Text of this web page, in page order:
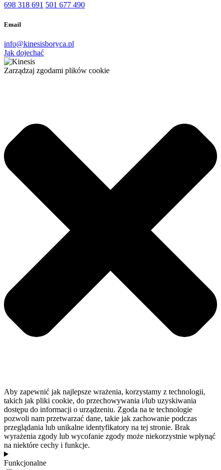
698 318 691 501 677 490
Email
info@kinesisboryca.pl
Jak dojechać
Zarządzaj zgodami plików cookie
Aby zapewnić jak najlepsze wrażenia, korzystamy z technologii,
takich jak pliki cookie, do przechowywania i/lub uzyskiwania
dostępu do informacji o urządzeniu. Zgoda na te technologie
pozwoli nam przetwarzać dane, takie jak zachowanie podczas
przeglądania lub unikalne identyfikatory na tej stronie. Brak
wyrażenia zgody lub wycofanie zgody może niekorzystnie wpłynąć
na niektóre cechy i funkcje.
Funkcjonalne